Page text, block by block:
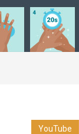
YouTube